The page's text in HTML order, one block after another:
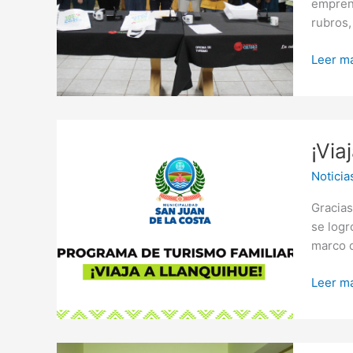
privada
“Kunko
Lahual”
turismo
local
Leer
se
marco
a
con
el
Leer